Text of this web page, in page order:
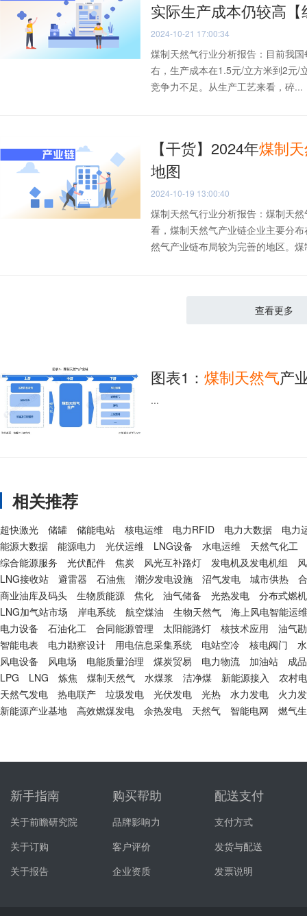
实际生产成本仍较高【
2024-10-21 17:00:34
煤制天然气行业分析报告：目前我
右，生产成本在1.5元/立方米到2元/
竞争力不足。从生产工艺来看，碎...
【干货】2024年煤制
地图
2024-10-19 13:00:40
煤制天然气行业分析报告：煤制天
看，煤制天然气产业链企业主要分
然气产业链布局较为完善的地区。
查看更多
图表1： 煤制天然气产
...
相关推荐
超快激光 储罐 储能电站 核电运维 电力RFID 电力大数据
电力
能源大数据
能源电力 光伏运维 LNG设备 水电运维
天然气化工
综合能源服务
光伏配件 焦炭 风光互补路灯 发电机及发电机组
LNG接收站
避雷器 石油焦 潮汐发电设施 沼气发电 城市供热
商业油库及码头
生物质能源 焦化 油气储备 光热发电
分布式燃
LNG加气站市场
岸电系统 航空煤油 生物天然气
海上风电智能运维
电力设备
石油化工 合同能源管理 太阳能路灯 核技术应用
油气
智能电表
电力勘察设计 用电信息采集系统 电站空冷 核电阀门
风电设备
风电场 电能质量治理 煤炭贸易 电力物流 加油站
成
LPG
LNG 炼焦 煤制天然气 水煤浆 洁净煤 新能源接入
农村
天然气发电
热电联产 垃圾发电 光伏发电 光热 水力发电
火力
新能源产业基地
高效燃煤发电 余热发电 天然气 智能电网 燃气
新手指南
关于前瞻研究院
关于订购
关于报告
购买帮助
品牌影响力
客户评价
企业资质
配送支付
支付方式
发货与配送
发票说明